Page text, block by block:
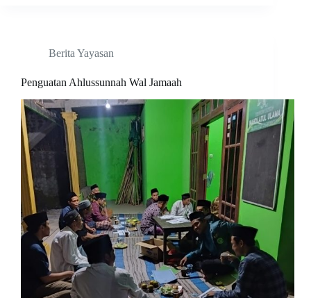
Berita Yayasan
Penguatan Ahlussunnah Wal Jamaah